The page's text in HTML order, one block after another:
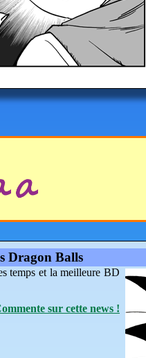
Dragon Balls
temps et la meilleure BD
sur cette news !